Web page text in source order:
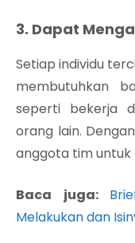
3. Dapat
Setiap individu
membutuhkan
seperti bekerja
orang lain.
anggota tim untuk
Baca juga:
Melakukan dan